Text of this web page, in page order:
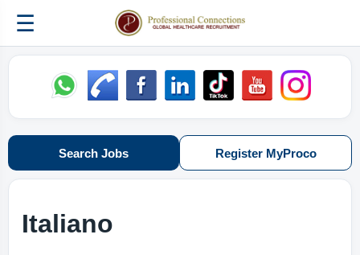
☰
Search Jobs Register MyProco
Italiano